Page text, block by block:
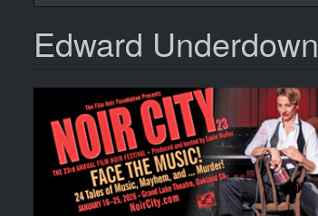
Edward Underdown